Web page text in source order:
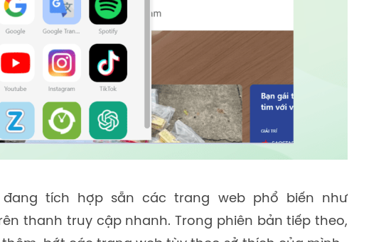
đang tích hợp sẵn các trang web phổ biến như
thanh truy cập nhanh. Trong phiên bản tiếp theo,